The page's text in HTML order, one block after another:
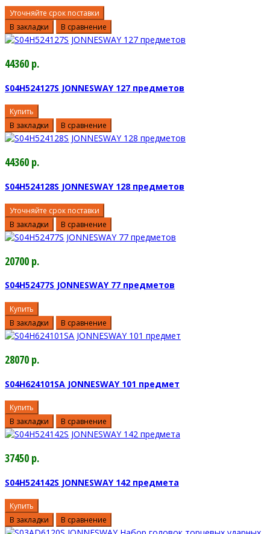
Уточняйте срок поставки
В закладки
В сравнение
44360 р.
S04H524127S JONNESWAY 127 предметов
Купить
В закладки
В сравнение
44360 р.
S04H524128S JONNESWAY 128 предметов
Уточняйте срок поставки
В закладки
В сравнение
20700 р.
S04H52477S JONNESWAY 77 предметов
Купить
В закладки
В сравнение
28070 р.
S04H624101SA JONNESWAY 101 предмет
Купить
В закладки
В сравнение
37450 р.
S04H524142S JONNESWAY 142 предмета
Купить
В закладки
В сравнение